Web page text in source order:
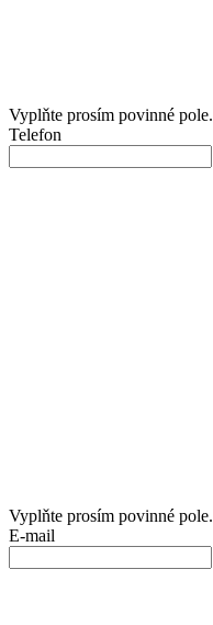
Vyplňte prosím povinné pole.
Telefon
Vyplňte prosím povinné pole.
E-mail